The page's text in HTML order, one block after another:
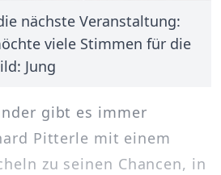
nächste Veranstaltung:
viele Stimmen für die
Jung
gibt es immer
Pitterle mit einem
zu seinen Chancen, in